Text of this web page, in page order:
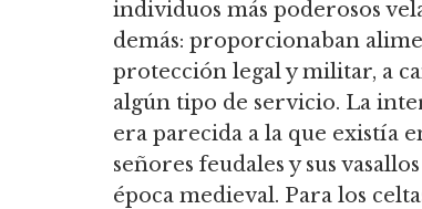
individuos más poderosos
demás: proporcionaban
protección legal y militar, a
algún tipo de servicio. La
era parecida a la que existía
señores feudales y sus
época medieval. Para los